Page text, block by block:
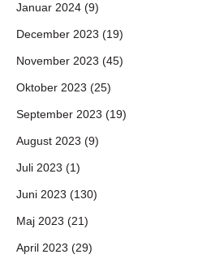
Januar 2024 (9)
December 2023 (19)
November 2023 (45)
Oktober 2023 (25)
September 2023 (19)
August 2023 (9)
Juli 2023 (1)
Juni 2023 (130)
Maj 2023 (21)
April 2023 (29)